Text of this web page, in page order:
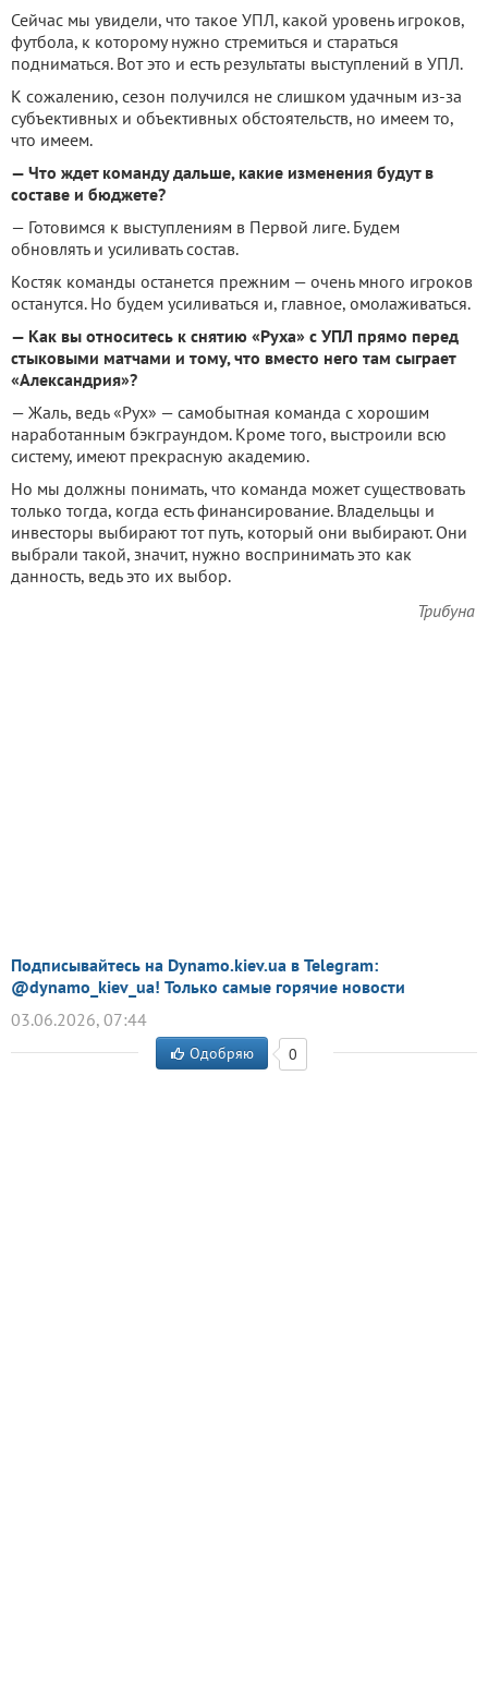
Сейчас мы увидели, что такое УПЛ, какой уровень игроков,
футбола, к которому нужно стремиться и стараться
подниматься. Вот это и есть результаты выступлений в УПЛ.
К сожалению, сезон получился не слишком удачным из-за
субъективных и объективных обстоятельств, но имеем то,
что имеем.
— Что ждет команду дальше, какие изменения будут в
составе и бюджете?
— Готовимся к выступлениям в Первой лиге. Будем
обновлять и усиливать состав.
Костяк команды останется прежним — очень много игроков
останутся. Но будем усиливаться и, главное, омолаживаться.
— Как вы относитесь к снятию «Руха» с УПЛ прямо перед
стыковыми матчами и тому, что вместо него там сыграет
«Александрия»?
— Жаль, ведь «Рух» — самобытная команда с хорошим
наработанным бэкграундом. Кроме того, выстроили всю
систему, имеют прекрасную академию.
Но мы должны понимать, что команда может существовать
только тогда, когда есть финансирование. Владельцы и
инвесторы выбирают тот путь, который они выбирают. Они
выбрали такой, значит, нужно воспринимать это как
данность, ведь это их выбор.
Трибуна
Подписывайтесь на Dynamo.kiev.ua в Telegram:
@dynamo_kiev_ua! Только самые горячие новости
03.06.2026, 07:44
Одобряю 0